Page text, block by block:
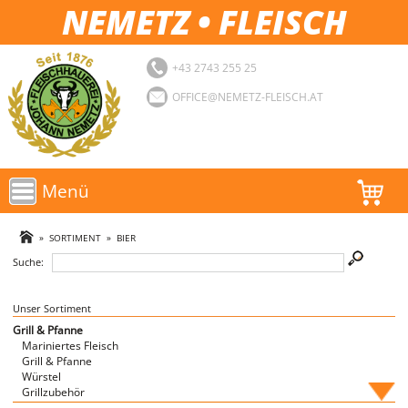
NEMETZ • FLEISCH
+43 2743 255 25
OFFICE@NEMETZ-FLEISCH.AT
Menü
AKTIONEN
SORTIMENT
LOGIN
FAVORITEN
» SORTIMENT» BIER
Suche:
Unser Sortiment
Grill & Pfanne
Mariniertes Fleisch
Grill & Pfanne
Würstel
Grillzubehör